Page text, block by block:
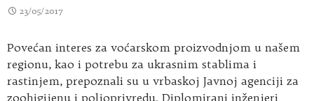
23/05/2017
Povećan interes za voćarskom proizvodnjom u našem
regionu, kao i potrebu za ukrasnim stablima i
rastinjem, prepoznali su u vrbaskoj Javnoj agenciji za
zoohigijenu i poljoprivredu. Diplomirani inženjeri